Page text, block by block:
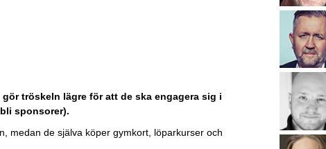
tröskeln lägre för att de ska engagera sig i
sponsorer).
medan de själva köper gymkort, löparkurser och